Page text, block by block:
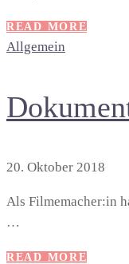
READ MORE
Allgemein
20. Oktober 2018
Als Filmemacher:in
…
READ MORE